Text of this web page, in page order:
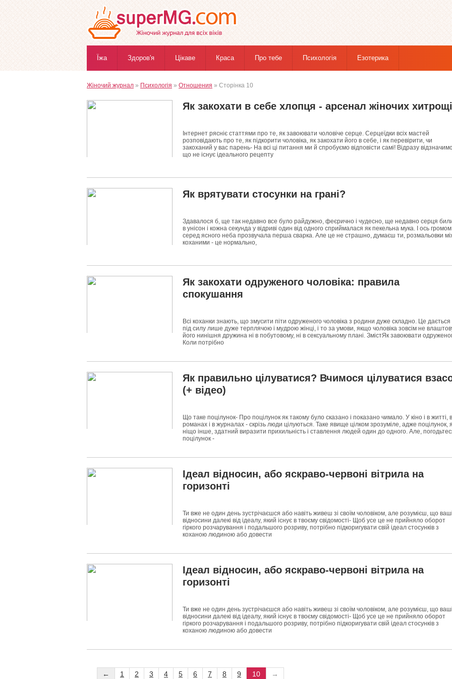
Їжа Здоров'я Цікаве Краса Про тебе Психологія Езотерика
Жіночий журнал » Психологія » Отношения » Сторінка 10
Як закохати в себе хлопця - арсенал жіночих
Інтернет рясніє статтями про те, як завоювати чоловіче серце. Серцеїдки всіх мастей
розповідають про те, як підкорити чоловіка, як закохати його в себе, і як перевірити, чи
закоханий у вас парень- На всі ці питання ми й спробуємо відповісти самі! Відразу
що не існує ідеального рецепту
Як врятувати стосунки на грані?
Здавалося б, ще так недавно все було райдужно, феєрично і чудесно, ще недавно серця
в унісон і кожна секунда у відриві один від одного сприймалася як пекельна мука. І ось громом
серед ясного неба прозвучала перша сварка. Але це не страшно, думаєш ти, розмальовки
коханими - це нормально,
Як закохати одруженого чоловіка: правила
спокушання
Всі коханки знають, що змусити піти одруженого чоловіка з родини дуже складно. Це дається
під силу лише дуже терплячою і мудрою жінці, і то за умови, якщо чоловіка зовсім не
його нинішня дружина ні в побутовому, ні в сексуальному плані. ЗмістЯк завоювати
Коли потрібно
Як правильно цілуватися? Вчимося цілуватися
(+ відео)
Що таке поцілунок- Про поцілунок як такому було сказано і показано чимало. У кіно і в житті, в
романах і в журналах - скрізь люди цілуються. Таке явище цілком зрозуміле, адже поцілунок,
ніщо інше, здатний виразити прихильність і ставлення людей один до одного. Але,
поцілунок -
Ідеал відносин, або яскраво-червоні вітрила на
горизонті
Ти вже не один день зустрічаєшся або навіть живеш зі своїм чоловіком, але розумієш, що ваші
відносини далекі від ідеалу, який існує в твоєму свідомості- Щоб усе це не прийняло оборот
гіркого розчарування і подальшого розриву, потрібно підкоригувати свій ідеал стосунків з
коханою людиною або довести
Ідеал відносин, або яскраво-червоні вітрила на
горизонті
Ти вже не один день зустрічаєшся або навіть живеш зі своїм чоловіком, але розумієш, що ваші
відносини далекі від ідеалу, який існує в твоєму свідомості- Щоб усе це не прийняло оборот
гіркого розчарування і подальшого розриву, потрібно підкоригувати свій ідеал стосунків з
коханою людиною або довести
← 1 2 3 4 5 6 7 8 9 10 →